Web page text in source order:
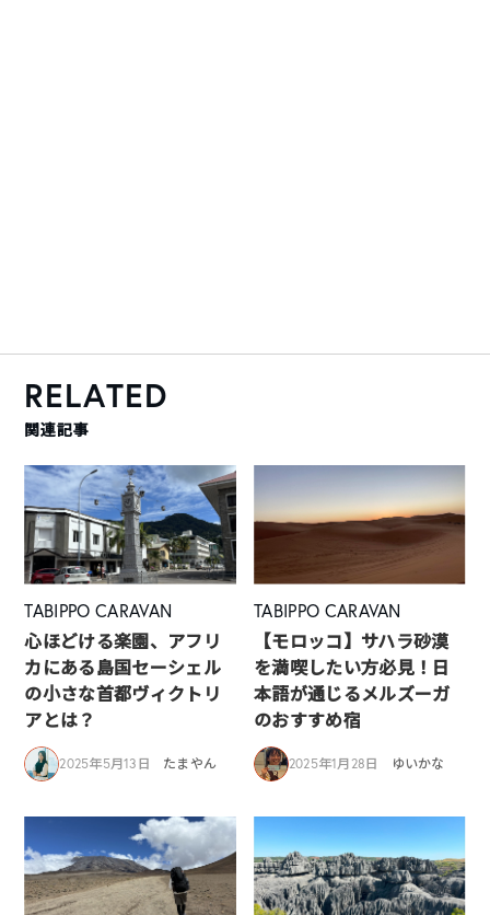
RELATED
関連記事
TABIPPO CARAVAN
心ほどける楽園、アフリ
カにある島国セーシェル
の小さな首都ヴィクトリ
アとは？
2025年5月13日 たまやん
TABIPPO CARAVAN
【モロッコ】サハラ砂漠
を満喫したい方必見！日
本語が通じるメルズーガ
のおすすめ宿
2025年1月28日 ゆいかな